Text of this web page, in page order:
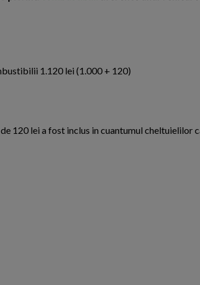
1.120 lei (1.000 + 120)
120 lei a fost inclus in cuantumul cheltuielilor